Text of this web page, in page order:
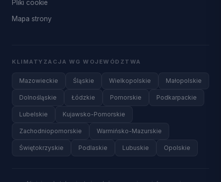
Pliki cookie
Mapa strony
KLIMATYZACJA WG WOJEWÓDZTWA
Mazowieckie Śląskie Wielkopolskie Małopolskie
Dolnośląskie Łódzkie Pomorskie Podkarpackie
Lubelskie Kujawsko-Pomorskie
Zachodniopomorskie Warmińsko-Mazurskie
Świętokrzyskie Podlaskie Lubuskie Opolskie